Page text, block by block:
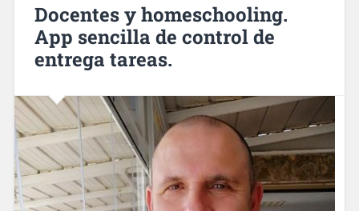
Docentes y homeschooling.
App sencilla de control de
entrega tareas.